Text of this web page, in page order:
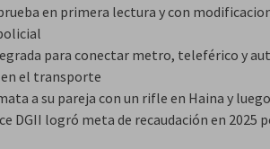
en primera lectura y con
para conectar metro, teleférico y
en el transporte
a su pareja con un rifle en Haina y
DGII logró meta de recaudación en 2025